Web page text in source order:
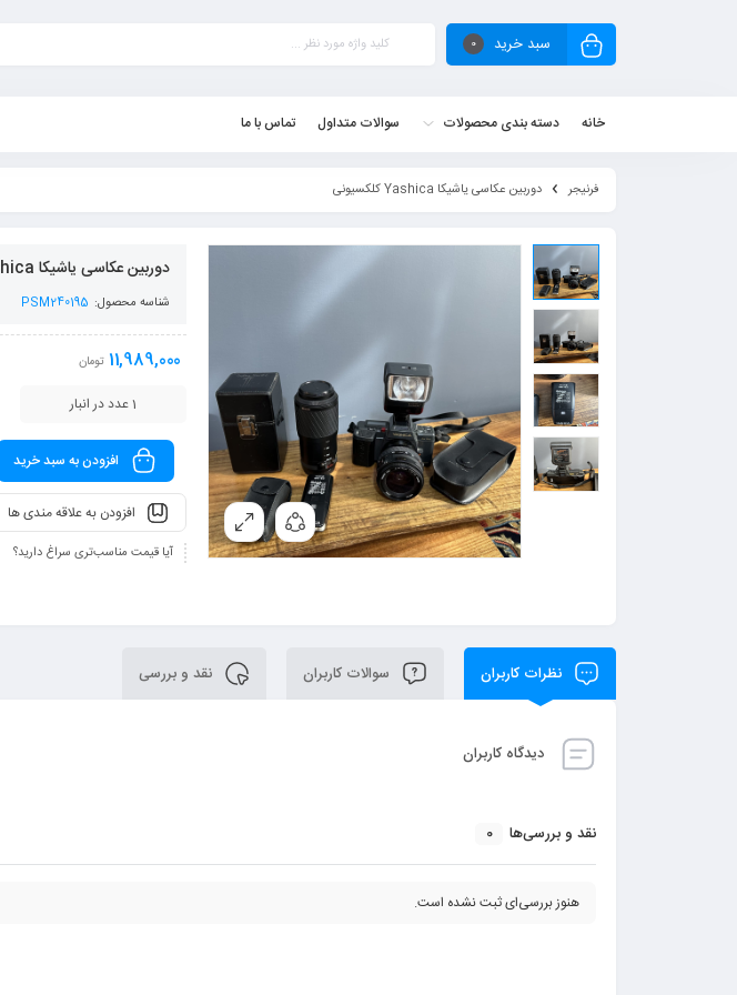
سبد خرید 0
خانه دسته بندی محصولات سوالات متداول تماس با ما
فرنیجر دوربین عکاسی یاشیکا Yashica کلکسیونی
دوربین عکاسی یاشیکا Yashica کلکسیونی
شناسه محصول: PSM240195
11,989,000 تومان
1 عدد در انبار
افزودن به سبد خرید
افزودن به علاقه مندی ها
آیا قیمت مناسب‌تری سراغ دارید؟
نظرات کاربران سوالات کاربران نقد و بررسی
دیدگاه کاربران
نقد و بررسی‌ها 0
هنوز بررسی‌ای ثبت نشده است.